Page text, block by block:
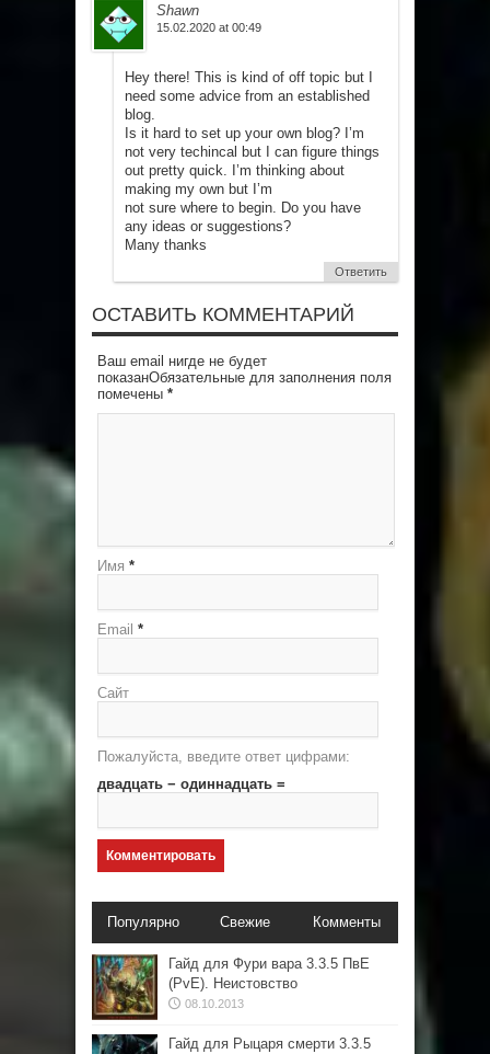
Shawn
15.02.2020 at 00:49
Hey there! This is kind of off topic but I
need some advice from an established
blog.
Is it hard to set up your own blog? I’m
not very techincal but I can figure things
out pretty quick. I’m thinking about
making my own but I’m
not sure where to begin. Do you have
any ideas or suggestions?
Many thanks
Ответить
ОСТАВИТЬ КОММЕНТАРИЙ
Ваш email нигде не будет
показанОбязательные для заполнения поля
помечены *
Имя *
Email *
Сайт
Пожалуйста, введите ответ цифрами:
двадцать − одиннадцать =
Популярно Свежие Комменты
Гайд для Фури вара 3.3.5 ПвЕ
(PvE). Неистовство
08.10.2013
Гайд для Рыцаря смерти 3.3.5